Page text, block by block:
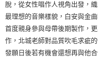
脫，從女性唱作人視角出發，
最理想的音樂樣貌，白安與金
首度親身參與母帶後期製作，
作，北城老師對品質吹毛求疵
發願日後若有機會還想再與他合